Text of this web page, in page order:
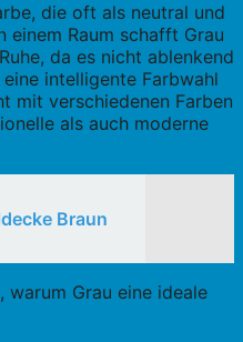
die oft als neutral und
einem Raum schafft Grau
da es nicht ablenkend
intelligente Farbwahl
mit verschiedenen Farben
als auch moderne
Braun
warum Grau eine ideale